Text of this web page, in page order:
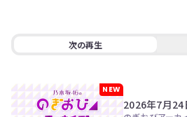
定
次の再生
NEW
2026年7月24